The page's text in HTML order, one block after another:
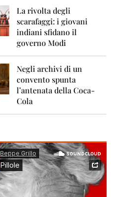
La rivolta degli
scarafaggi: i giovani
indiani sfidano il
governo Modi
Negli archivi di un
convento spunta
l’antenata della Coca-
Cola